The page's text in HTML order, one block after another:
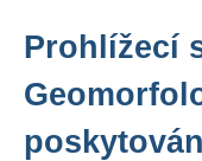
Prohlížecí